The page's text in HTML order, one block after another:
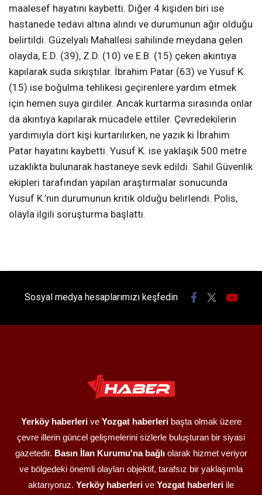
maalesef hayatını kaybetti. Diğer 4 kişiden biri ise
hastanede tedavi altına alındı ve durumunun ağır olduğu
belirtildi. Güzelyalı Mahallesi sahilinde meydana gelen
olayda, E.D. (39), Z.D. (10) ve E.B. (15) çeken akıntıya
kapılarak suda sıkıştılar. İbrahim Patar (63) ve Yusuf K.
(15) ise boğulma tehlikesi geçirenlere yardım etmek
için hemen suya girdiler. Ancak kurtarma sırasında onlar
da akıntıya kapılarak mücadele ettiler. Çevredekilerin
yardımıyla dört kişi kurtarılırken, ne yazık ki İbrahim
Patar hayatını kaybetti. Yusuf K. ise yaklaşık 500 metre
uzaklıkta bulunarak hastaneye sevk edildi. Sahil Güvenlik
ekipleri tarafından yapılan araştırmalar sonucunda
Yusuf K.’nın durumunun kritik olduğu belirlendi. Polis,
olayla ilgili soruşturma başlattı.
Sosyal medya hesaplarımızı keşfedin
Yerköy haberlerive Yozgat haberleribaşta olmak üzere
çevre illerin güncel gelişmelerini sizlerle buluşturan bir siyasi
gazetedir. Basın İlan Kurumu'na bağlıolarak hizmet veriyor
ve bölgedeki önemli olayları objektif, tarafsız bir yaklaşımla
aktarıyoruz. Yerköy haberleri ve Yozgat haberleri ile